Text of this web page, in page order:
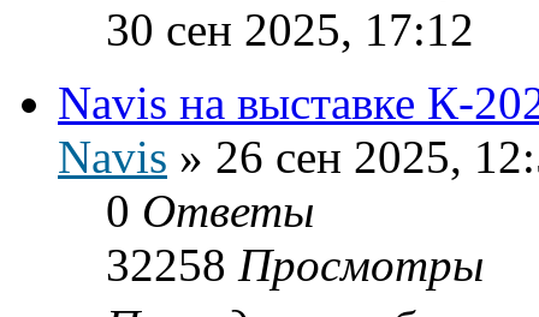
30 сен 2025, 17:12
Navis на выставке К-
Navis » 26 сен 2025,
0 Ответы
32258 Просмотры